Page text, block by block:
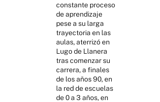
constante proceso
de aprendizaje
pese a su larga
trayectoria en las
aulas, aterrizó en
Lugo de Llanera
tras comenzar su
carrera, a finales
de los años 90, en
la red de escuelas
de 0 a 3 años, en